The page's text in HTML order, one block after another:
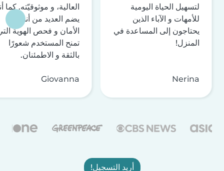
لتسهيل الحياة اليومية
للأمهات و الآباء الذين
يحتاجون إلى المساعدة في
المنزل!
Nerina
العالية، و موثوقيّته. كما
يضم العديد من أنظمة
الأمان و فحص الهوية
تمنح المستخدم شعورًا
بالثقة و الاطمئنان.
Giovanna
أريد التسجيل!